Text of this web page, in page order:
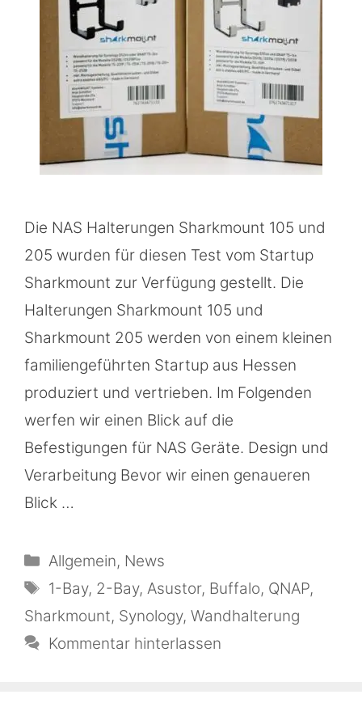
Die NAS Halterungen Sharkmount 105 und
205 wurden für diesen Test vom Startup
Sharkmount zur Verfügung gestellt. Die
Halterungen Sharkmount 105 und
Sharkmount 205 werden von einem kleinen
familiengeführten Startup aus Hessen
produziert und vertrieben. Im Folgenden
werfen wir einen Blick auf die
Befestigungen für NAS Geräte. Design und
Verarbeitung Bevor wir einen genaueren
Blick …
Kategorien
Allgemein, News
Schlagwörter
1-Bay, 2-Bay,Asustor, Buffalo, QNAP,
Sharkmount, Synology, Wandhalterung
Kommentar hinterlassen